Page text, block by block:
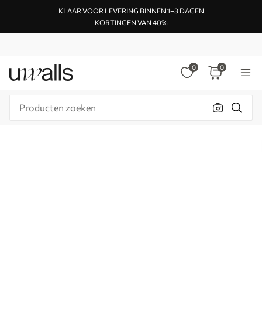
KLAAR VOOR LEVERING BINNEN 1–3 DAGEN
KORTINGEN VAN 40%
0 0